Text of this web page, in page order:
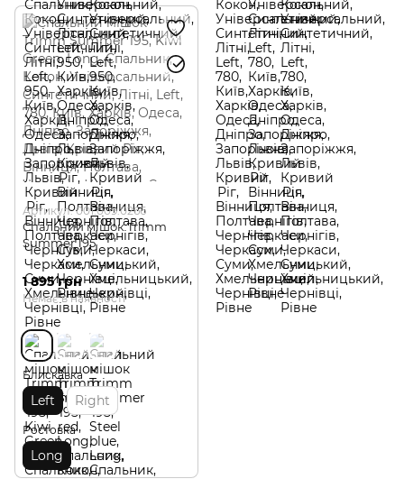
Артикул: 001.009.0266
Спальний мішок Trimm
Summer 195
1 895 грн
Немає в наявності
Блискавка
Left Right
Ростовка
Long